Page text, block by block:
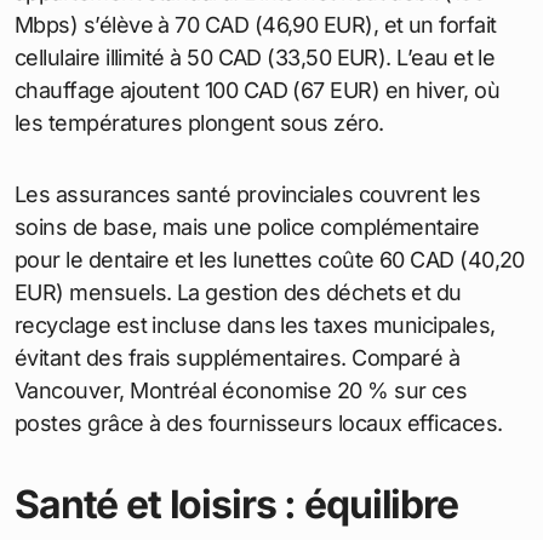
Sans voiture, le budget transport chute à 100 CAD
(67 EUR). Les taxis ou Uber pour des trajets
nocturnes varient de 10 à 20 CAD (6,70 à 13,40
EUR). Pour les longs trajets, VIA Rail propose des
simple. Les pistes cyclables étendues favorisent les
modes actifs, réduisant les frais annuels.
Utilités et services : factures
courantes
Les services essentiels totalisent environ 250 CAD
Québec, parmi les moins chères en Amérique du
Nord, coûte 80 CAD (53,60 EUR) pour un